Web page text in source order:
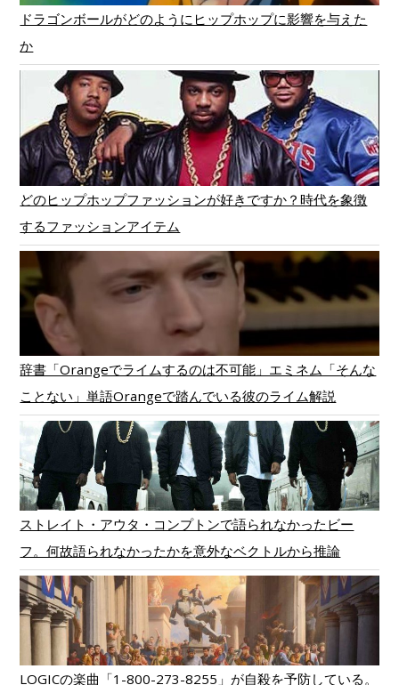
ドラゴンボールがどのようにヒップホップに影響を与えた
か
どのヒップホップファッションが好きですか？時代を象徴
するファッションアイテム
辞書「Orangeでライムするのは不可能」エミネム「そんな
ことない」単語Orangeで踏んでいる彼のライム解説
ストレイト・アウタ・コンプトンで語られなかったビー
フ。何故語られなかったかを意外なベクトルから推論
LOGICの楽曲「1-800-273-8255」が自殺を予防している。